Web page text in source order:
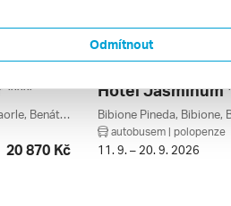
****
Porto Santa Margherita, Caorle, Benátsko, Itálie
20 870 Kč
Hotel Jasminum
Bibione Pineda, Bibione,
autobusem | polopenze
11. 9. – 20. 9. 2026
Odmítnout